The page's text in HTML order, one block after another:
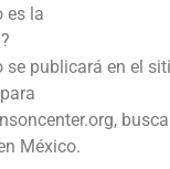
es la
se publicará en el
México.